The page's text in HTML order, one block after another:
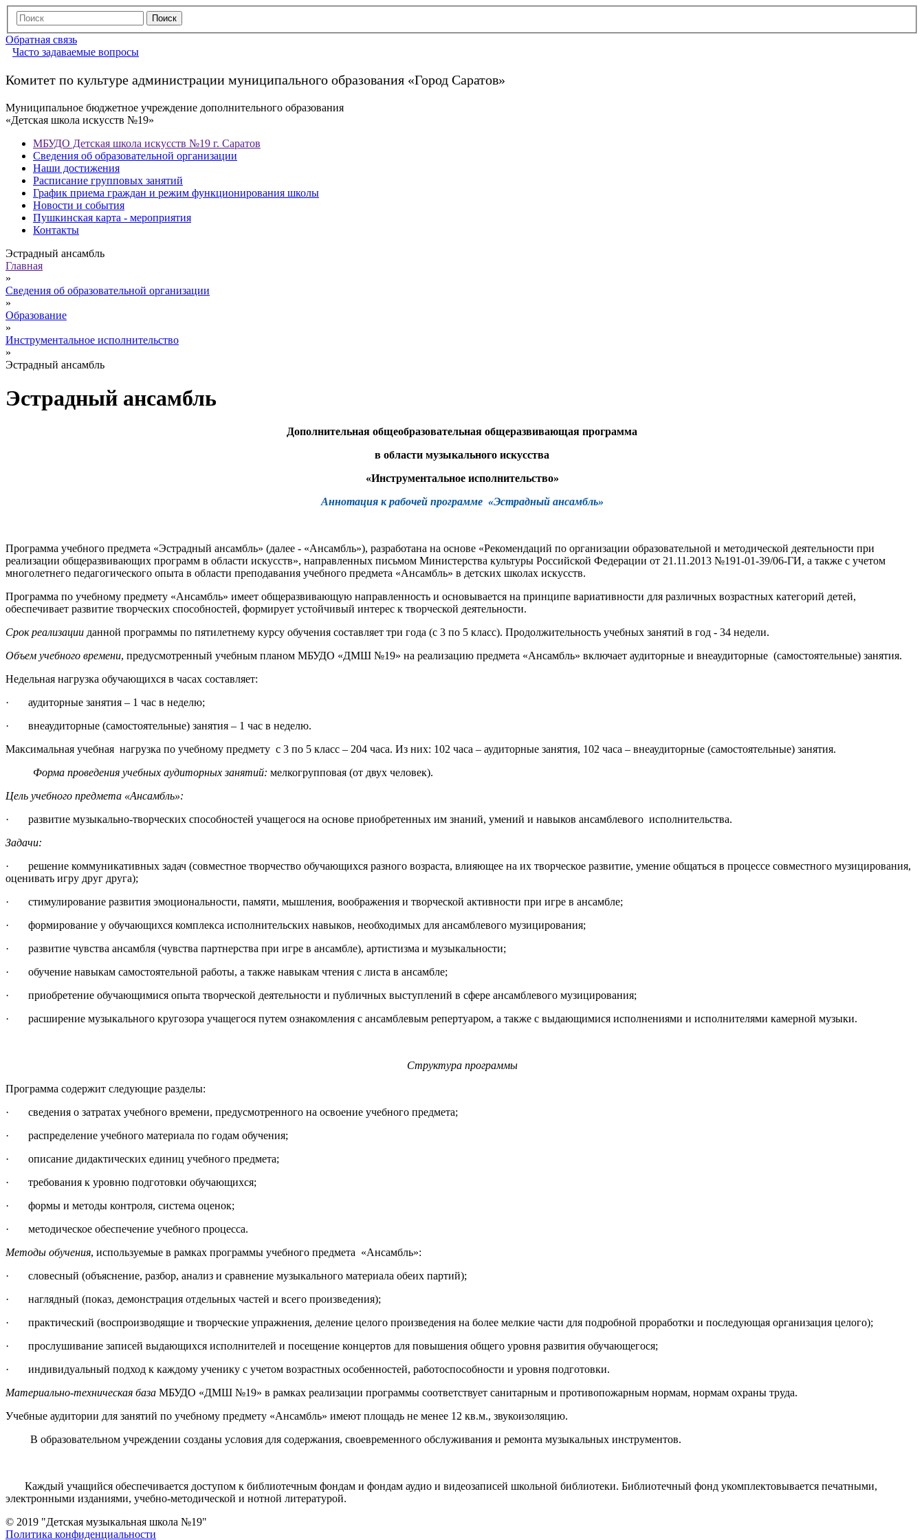
Обратная связь
Часто задаваемые вопросы
Комитет по культуре администрации муниципального образования «Город Саратов»
Муниципальное бюджетное учреждение дополнительного образования
«Детская школа искусств №19»
МБУДО Детская школа искусств №19 г. Саратов
Сведения об образовательной организации
Наши достижения
Расписание групповых занятий
График приема граждан и режим функционирования школы
Новости и события
Пушкинская карта - мероприятия
Контакты
Эстрадный ансамбль
Главная
»
Сведения об образовательной организации
»
Образование
»
Инструментальное исполнительство
»
Эстрадный ансамбль
Эстрадный ансамбль
Дополнительная общеобразовательная общеразвивающая программа
в области музыкального искусства
«Инструментальное исполнительство»
Аннотация к рабочей программе «Эстрадный ансамбль»
Программа учебного предмета «Эстрадный ансамбль» (далее - «Ансамбль»), разработана на основе «Рекомендаций по организации образовательной и методической деятельности при
реализации общеразвивающих программ в области искусств», направленных письмом Министерства культуры Российской Федерации от 21.11.2013 №191-01-39/06-ГИ, а также с учетом
многолетнего педагогического опыта в области преподавания учебного предмета «Ансамбль» в детских школах искусств.
Программа по учебному предмету «Ансамбль» имеет общеразвивающую направленность и основывается на принципе вариативности для различных возрастных категорий детей,
обеспечивает развитие творческих способностей, формирует устойчивый интерес к творческой деятельности.
Срок реализации данной программы по пятилетнему курсу обучения составляет три года (с 3 по 5 класс). Продолжительность учебных занятий в год - 34 недели.
Объем учебного времени, предусмотренный учебным планом МБУДО «ДМШ №19» на реализацию предмета «Ансамбль» включает аудиторные и внеаудиторные (самостоятельные) занятия.
Недельная нагрузка обучающихся в часах составляет:
· аудиторные занятия – 1 час в неделю;
· внеаудиторные (самостоятельные) занятия – 1 час в неделю.
Максимальная учебная нагрузка по учебному предмету с 3 по 5 класс – 204 часа. Из них: 102 часа – аудиторные занятия, 102 часа – внеаудиторные (самостоятельные) занятия.
Форма проведения учебных аудиторных занятий: мелкогрупповая (от двух человек).
Цель учебного предмета «Ансамбль»:
· развитие музыкально-творческих способностей учащегося на основе приобретенных им знаний, умений и навыков ансамблевого исполнительства.
Задачи:
· решение коммуникативных задач (совместное творчество обучающихся разного возраста, влияющее на их творческое развитие, умение общаться в процессе совместного музицирования,
оценивать игру друг друга);
· стимулирование развития эмоциональности, памяти, мышления, воображения и творческой активности при игре в ансамбле;
· формирование у обучающихся комплекса исполнительских навыков, необходимых для ансамблевого музицирования;
· развитие чувства ансамбля (чувства партнерства при игре в ансамбле), артистизма и музыкальности;
· обучение навыкам самостоятельной работы, а также навыкам чтения с листа в ансамбле;
· приобретение обучающимися опыта творческой деятельности и публичных выступлений в сфере ансамблевого музицирования;
· расширение музыкального кругозора учащегося путем ознакомления с ансамблевым репертуаром, а также с выдающимися исполнениями и исполнителями камерной музыки.
Структура программы
Программа содержит следующие разделы:
· сведения о затратах учебного времени, предусмотренного на освоение учебного предмета;
· распределение учебного материала по годам обучения;
· описание дидактических единиц учебного предмета;
· требования к уровню подготовки обучающихся;
· формы и методы контроля, система оценок;
· методическое обеспечение учебного процесса.
Методы обучения, используемые в рамках программы учебного предмета «Ансамбль»:
· словесный (объяснение, разбор, анализ и сравнение музыкального материала обеих партий);
· наглядный (показ, демонстрация отдельных частей и всего произведения);
· практический (воспроизводящие и творческие упражнения, деление целого произведения на более мелкие части для подробной проработки и последующая организация целого);
· прослушивание записей выдающихся исполнителей и посещение концертов для повышения общего уровня развития обучающегося;
· индивидуальный подход к каждому ученику с учетом возрастных особенностей, работоспособности и уровня подготовки.
Материально-техническая база МБУДО «ДМШ №19» в рамках реализации программы соответствует санитарным и противопожарным нормам, нормам охраны труда.
Учебные аудитории для занятий по учебному предмету «Ансамбль» имеют площадь не менее 12 кв.м., звукоизоляцию.
В образовательном учреждении созданы условия для содержания, своевременного обслуживания и ремонта музыкальных инструментов.
Каждый учащийся обеспечивается доступом к библиотечным фондам и фондам аудио и видеозаписей школьной библиотеки. Библиотечный фонд укомплектовывается печатными,
электронными изданиями, учебно-методической и нотной литературой.
© 2019 "Детская музыкальная школа №19"
Политика конфиденциальности